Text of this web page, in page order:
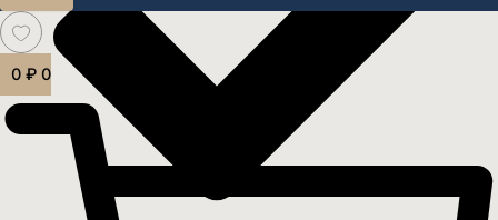
0 ₽ 0